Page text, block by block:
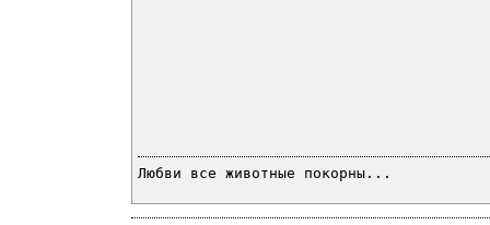
Любви все животные покорны...